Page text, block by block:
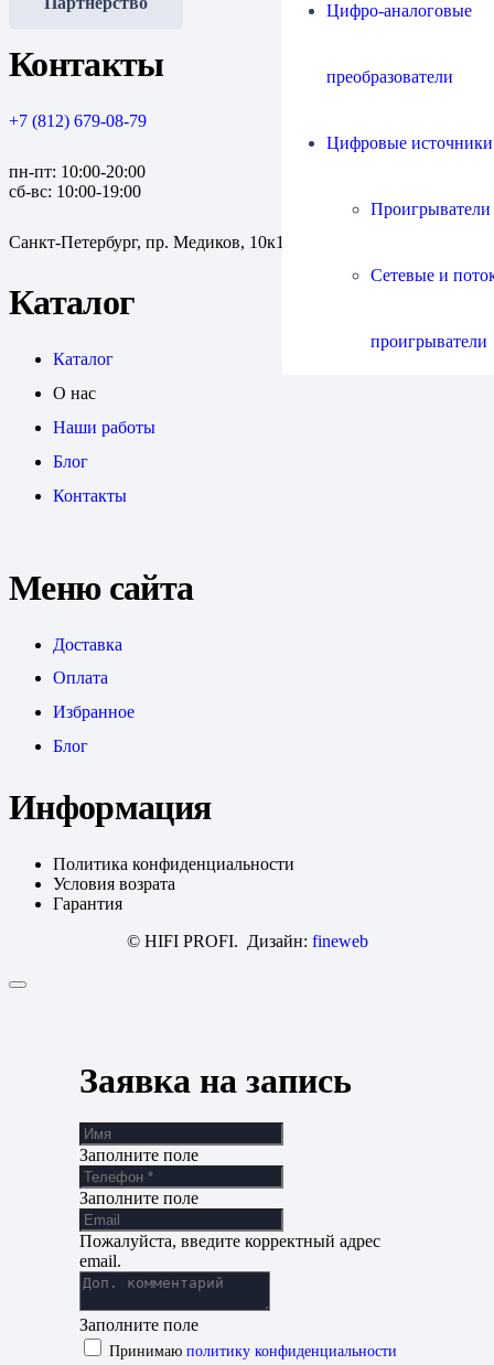
Цифро-аналоговые
преобразователи
Цифровые источники
Сетевые и
проигрыватели
Контакты
+7 (812) 679-08-79
пн-пт: 10:00-20:00
сб-вс: 10:00-19:00
Санкт-Петербург, пр. Медиков, 10к1
Каталог
Каталог
О нас
Наши работы
Блог
Контакты
Меню сайта
Доставка
Оплата
Избранное
Блог
Информация
Политика конфиденциальности
Условия возрата
Гарантия
© HIFI PROFI. Дизайн: fineweb
Заявка на запись
Заполните поле
Заполните поле
Пожалуйста, введите корректный адрес
email.
Заполните поле
Принимаю политику конфиденциальности